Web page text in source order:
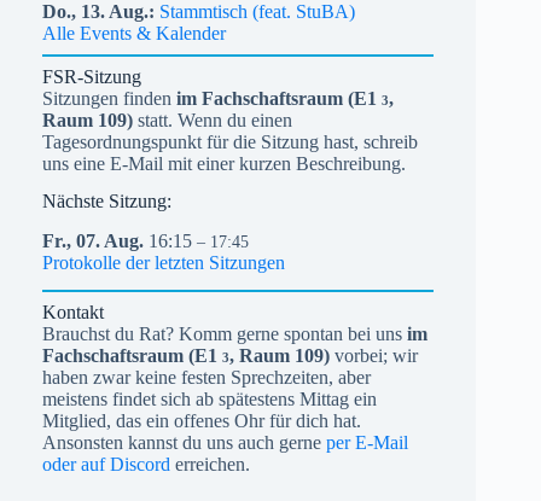
Do., 13.Aug. Stammtisch (feat. StuBA)
Alle Events & Kalender
FSR-Sitzung
Sitzungen finden im Fachschaftsraum (E1 3,
Raum 109) statt. Wenn du einen
Tagesordnungspunkt für die Sitzung hast, schreib
uns eine E-Mail mit einer kurzen Beschreibung.
Nächste Sitzung:
Fr., 07. Aug. 16:15 – 17:45
Protokolle der letzten Sitzungen
Kontakt
Brauchst du Rat? Komm gerne spontan bei uns im
Fachschaftsraum (E1 3, Raum 109) vorbei; wir
haben zwar keine festen Sprechzeiten, aber
meistens findet sich ab spätestens Mittag ein
Mitglied, das ein offenes Ohr für dich hat.
Ansonsten kannst du uns auch gerne per E-Mail
oder auf Discord erreichen.